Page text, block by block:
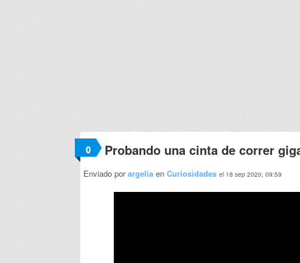
0 Probando una cinta de correr
Enviado porargelia en Curiosidades el 18 sep 2020, 09:59